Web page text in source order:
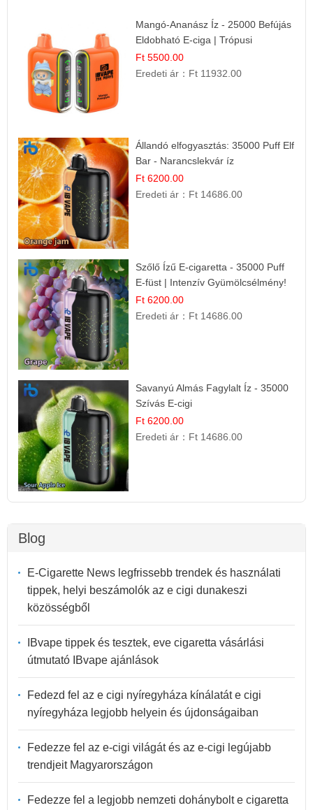
Mangó-Ananász Íz - 25000 Befújás
Eldobható E-ciga | Trópusi
Gyümölcs Élmény!
Ft 5500.00
Eredeti ár： Ft 11932.00
Állandó elfogyasztás: 35000 Puff Elf
Bar - Narancslekvár íz
Ft 6200.00
Eredeti ár： Ft 14686.00
Szőlő Ízű E-cigaretta - 35000 Puff
E-füst | Intenzív Gyümölcsélmény!
Ft 6200.00
Eredeti ár： Ft 14686.00
Savanyú Almás Fagylalt Íz - 35000
Szívás E-cigi
Ft 6200.00
Eredeti ár： Ft 14686.00
Blog
E-Cigarette News legfrissebb trendek és használati
tippek, helyi beszámolók az e cigi dunakeszi
közösségből
IBvape tippek és tesztek, eve cigaretta vásárlási
útmutató IBvape ajánlások
Fedezd fel az e cigi nyíregyháza kínálatát e cigi
nyíregyháza legjobb helyein és újdonságaiban
Fedezze fel az e-cigi világát és az e-cigi legújabb
trendjeit Magyarországon
Fedezze fel a legjobb nemzeti dohánybolt e cigaretta